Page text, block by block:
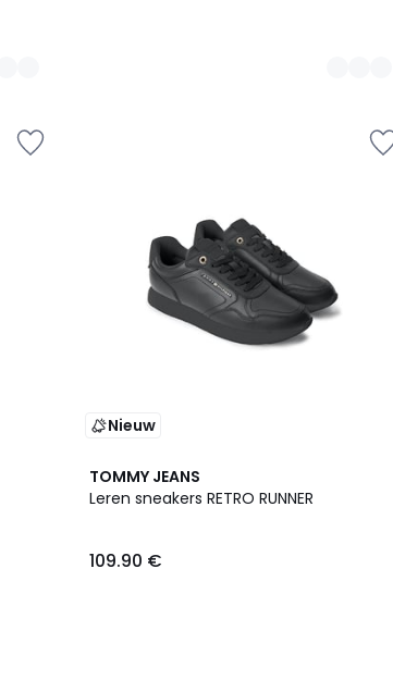
Nieuw
TOMMY JEANS
Leren sneakers RETRO RUNNER
109.90 €